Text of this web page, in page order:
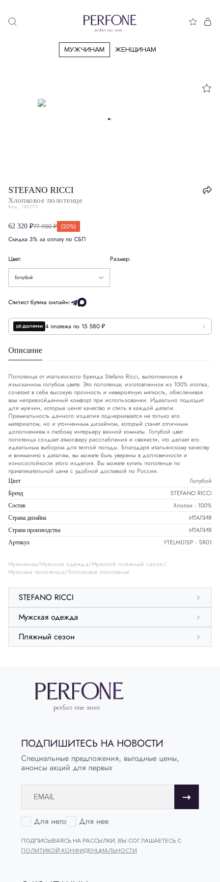
МУЖЧИНАМ ЖЕНЩИНАМ
STEFANO RICCI
Хлопковое полотенце
Код: 183775
62 320 ₽77 900 ₽ (20%)
Скидка 3% за оплату по СБП
Цвет:
Голубой
Оранжевый
Размер:
Стилист бутика онлайн:
4 платежа по 15 580 ₽
Описание
Полотенце от итальянского бренда Stefano Ricci, выполненное в
изысканном голубом цвете. Это полотенце, изготовленное из 100% хлопка,
сочетает в себе высокую прочность и невероятную мягкость, обеспечивая
вам непревзойденный комфорт при использовании. Идеально подходит
для мужчин, которые ценят качество и стиль в каждой детали.
Премиальность данного изделия подчеркивается не только его
материалом, но и утонченным дизайном, который станет отличным
дополнением к любому интерьеру ванной комнаты. Голубой цвет
полотенца создает атмосферу расслабления и свежести, что делает его
идеальным выбором для теплой погоды. Благодаря итальянскому качеству
и вниманию к деталям, вы можете быть уверены в долговечности и
износостойкости этого изделия. Вы можете купить полотенце по
привлекательной цене с удобной доставкой по России.
Цвет Голубой
Бренд STEFANO RICCI
Состав Хлопок - 100%
Страна дизайна ИТАЛИЯ
Страна производства ИТАЛИЯ
Артикул YTELM01SP - SR01
Мужчинам Мужская одежда Мужской пляжный сезон
Мужские полотенца Хлопковое полотенце
STEFANO RICCI
Мужская одежда
Пляжный сезон
ПОДПИШИТЕСЬ НА НОВОСТИ
Специальные предложения, выгодные цены,
анонсы акций для первых
Для него Для нее
ПОДПИСЫВАЯСЬ НА РАССЫЛКИ, ВЫ СОГЛАШАЕТЕСЬ С
ПОЛИТИКОЙ КОНФИДЕНЦИАЛЬНОСТИ